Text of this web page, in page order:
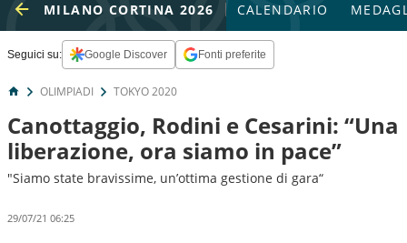
MILANO CORTINA 2026 CALENDARIO
Seguici su: Google Discover Fonti preferite
OLIMPIADI TOKYO 2020
Canottaggio, Rodini e Cesarini: “Una
liberazione, ora siamo in pace”
"Siamo state bravissime, un’ottima gestione di gara“
29/07/21 06:25